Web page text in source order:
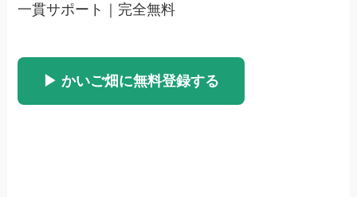
一貫サポート｜完全無料
▶ かいご畑に無料登録する